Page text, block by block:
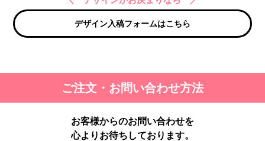
デザイン入稿フォームはこちら
ご注文・お問い合わせ方法
お客様からのお問い合わせを
心よりお待ちしております。